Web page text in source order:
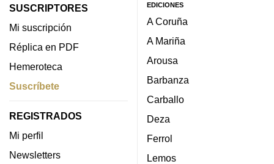
SUSCRIPTORES
Mi suscripción
Réplica en PDF
Hemeroteca
Suscríbete
REGISTRADOS
Mi perfil
Newsletters
EDICIONES
A Coruña
A Mariña
Arousa
Barbanza
Carballo
Deza
Ferrol
Lemos